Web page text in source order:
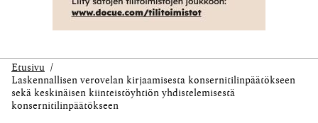
Etusivu
Laskennallisen verovelan kirjaamisesta konsernitilinpäätökseen
sekä keskinäisen kiinteistöyhtiön yhdistelemisestä
konsernitilinpäätökseen